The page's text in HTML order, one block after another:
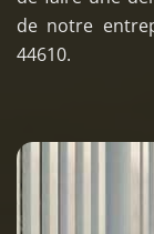
de notre
44610.